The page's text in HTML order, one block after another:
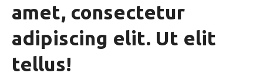
amet, consectetur
adipiscing elit. Ut elit
tellus!